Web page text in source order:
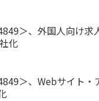
＞、外国人向け求
化
＞、Webサイト・